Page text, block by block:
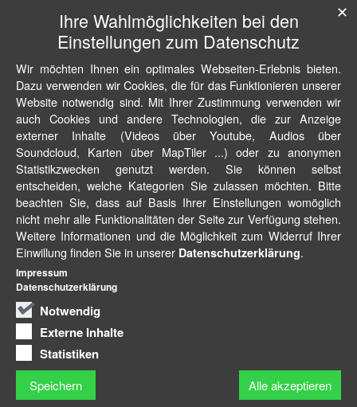
Ihre Wahlmöglichkeiten bei den
Einstellungen zum Datenschutz
Wir möchten Ihnen ein optimales Webseiten-Erlebnis bieten.
Dazu verwenden wir Cookies, die für das Funktionieren unserer
Website notwendig sind. Mit Ihrer Zustimmung verwenden wir
auch Cookies und andere Technologien, die zur Anzeige
externer Inhalte (Videos über Youtube, Audios über
Soundcloud, Karten über MapTiler ...) oder zu anonymen
Statistikzwecken genutzt werden. Sie können selbst
entscheiden, welche Kategorien Sie zulassen möchten. Bitte
beachten Sie, dass auf Basis Ihrer Einstellungen womöglich
nicht mehr alle Funktionalitäten der Seite zur Verfügung stehen.
Weitere Informationen und die Möglichkeit zum Widerruf Ihrer
Einwillung finden Sie in unserer Datenschutzerklärung.
Notwendig
Externe Inhalte
Statistiken
Speichern Alle akzeptieren
✕
Impressum
Datenschutzerklärung